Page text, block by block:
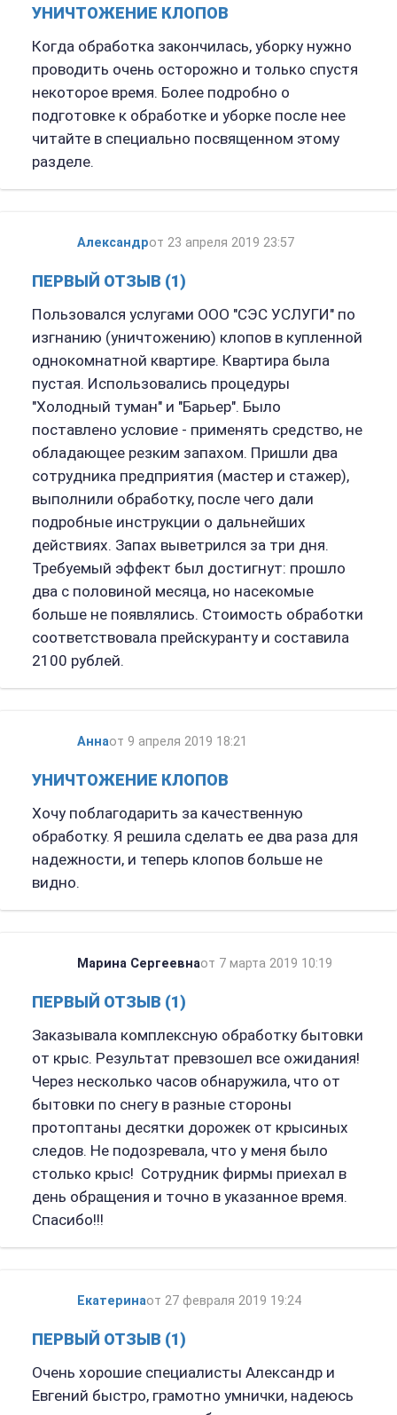
УНИЧТОЖЕНИЕ КЛОПОВ
Когда обработка закончилась, уборку нужно
проводить очень осторожно и только спустя
некоторое время. Более подробно о
подготовке к обработке и уборке после нее
читайте в специально посвященном этому
разделе.
Александрот 23 апреля 2019 23:57
ПЕРВЫЙ ОТЗЫВ (1)
Пользовался услугами ООО "СЭС УСЛУГИ" по
изгнанию (уничтожению) клопов в купленной
однокомнатной квартире. Квартира была
пустая. Использовались процедуры
"Холодный туман" и "Барьер". Было
поставлено условие - применять средство, не
обладающее резким запахом. Пришли два
сотрудника предприятия (мастер и стажер),
выполнили обработку, после чего дали
подробные инструкции о дальнейших
действиях. Запах выветрился за три дня.
Требуемый эффект был достигнут: прошло
два с половиной месяца, но насекомые
больше не появлялись. Стоимость обработки
соответствовала прейскуранту и составила
2100 рублей.
Аннаот 9 апреля 2019 18:21
УНИЧТОЖЕНИЕ КЛОПОВ
Хочу поблагодарить за качественную
обработку. Я решила сделать ее два раза для
надежности, и теперь клопов больше не
видно.
Марина Сергеевнаот 7 марта 2019 10:19
ПЕРВЫЙ ОТЗЫВ (1)
Заказывала комплексную обработку бытовки
от крыс. Результат превзошел все ожидания!
Через несколько часов обнаружила, что от
бытовки по снегу в разные стороны
протоптаны десятки дорожек от крысиных
следов. Не подозревала, что у меня было
столько крыс! Сотрудник фирмы приехал в
день обращения и точно в указанное время.
Спасибо!!!
Екатеринаот 27 февраля 2019 19:24
ПЕРВЫЙ ОТЗЫВ (1)
Очень хорошие специалисты Александр и
Евгений быстро, грамотно умнички, надеюсь